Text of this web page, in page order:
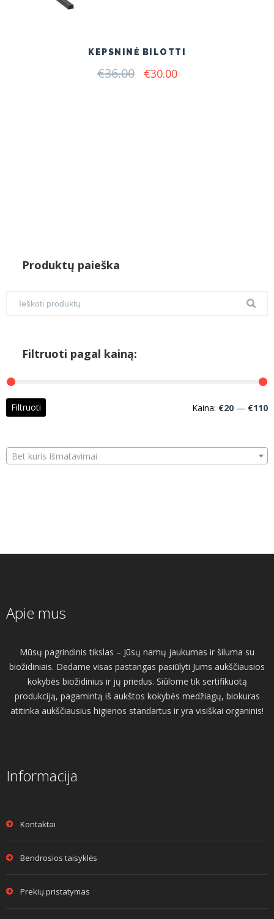
KEPSNINĖ BILOTTI
€36.00 Original
€30.00Current
Produktų paieška
Filtruoti pagal kainą:
Filtruoti Kaina: €20 — €110
Bet kuris Išmatavimai
Apie mus
Mūsų pagrindinis tikslas – Jūsų namų jaukumas ir šiluma su
biožidiniais. Dedame visas pastangas pasiūlyti Jums aukščiausios
kokybės biožidinius ir jų priedus. Siūlome tik sertifikuotą
produkciją, pagamintą iš aukštos kokybės medžiagų, biokuras
atitinka aukščiausius higienos standartus ir yra visiškai organinis!
Informacija
Kontaktai
Bendrosios taisyklės
Prekių pristatymas